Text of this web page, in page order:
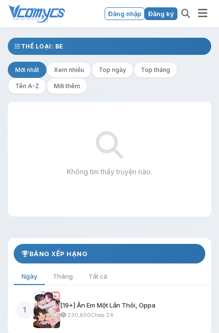
Đăng nhập Đăng ký
THỂ LOẠI: BE
Mới nhất Xem nhiều Top ngày Top tháng
Tên A-Z Mới thêm
Không tìm thấy truyện nào.
BẢNG XẾP HẠNG
Ngày Tháng Tất cả
1
[19+] Ăn Em Một Lần Thôi, Oppa
230,850Chap 24